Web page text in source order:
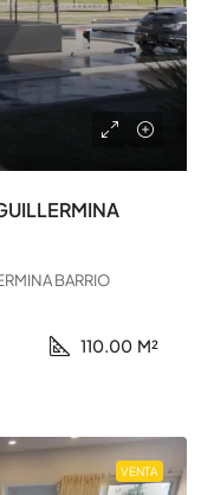
BARRIO
110.00 M²
VENTA